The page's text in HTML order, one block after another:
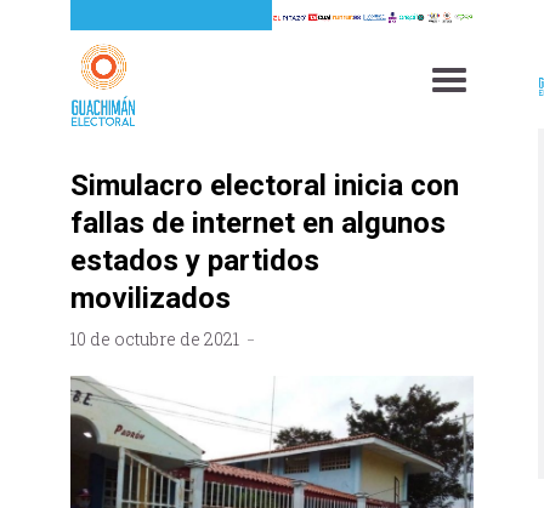
Simulacro electoral inicia con
fallas de internet en algunos
estados y partidos
movilizados
10 de octubre de 2021